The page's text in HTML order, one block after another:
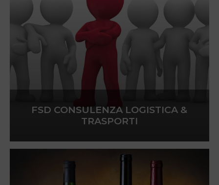
FSD CONSULENZA LOGISTICA &
TRASPORTI